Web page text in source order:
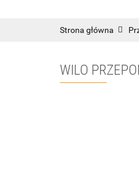
RATY/LEASING
Strona główna
WILO